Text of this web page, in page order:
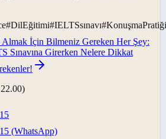
#DilEğitimi#IELTSsınavı#KonuşmaPratiği
İçin Bilmeniz Gereken Her Şey:
Sınavına Girerken Nelere Dikkat
(WhatsApp)